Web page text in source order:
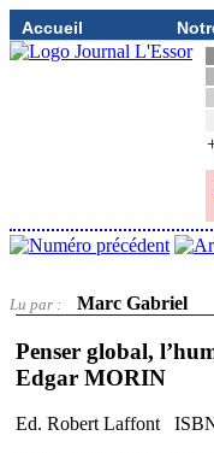
Accueil
Lu par : Marc Gabriel
Penser global,
Edgar MORIN
Ed. Robert Laffont